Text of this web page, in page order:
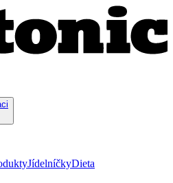
JídelníčkyDieta